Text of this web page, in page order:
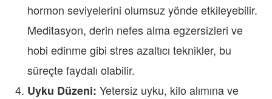
hormon seviyelerini olumsuz yönde etkileyebilir.
Meditasyon, derin nefes alma egzersizleri ve
hobi edinme gibi stres azaltıcı teknikler, bu
süreçte faydalı olabilir.
Uyku Düzeni: Yetersiz uyku, kilo alımına ve